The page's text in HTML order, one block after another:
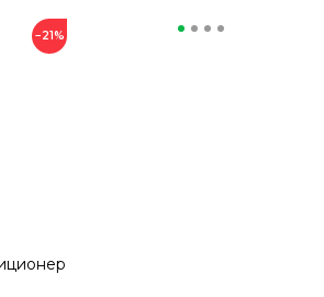
−21%